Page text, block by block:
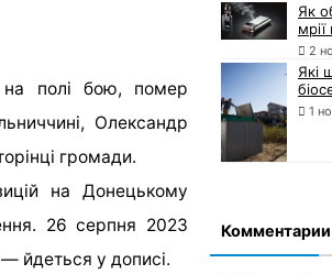
на полі бою, помер
Олександр
громади.
на Донецькому
26 серпня 2023
йдеться у дописі.
Як
2
Які
1
Комментарии